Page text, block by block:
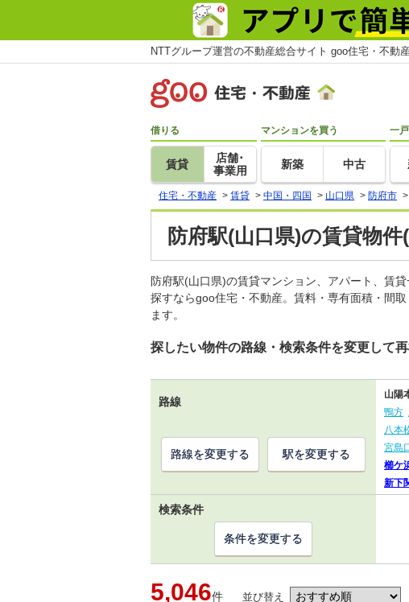
NTTグループ運営の不動産総合サイト goo住宅・不動産
借りる
賃貸
店舗･
事業用
マンションを買う
新築 中古
一
住宅・不動産 > 賃貸 > 中国・四国 > 山口県 > 防府市 >
防府駅(山口県)の賃貸物
防府駅(山口県)の賃貸マンション、アパート、賃
探すならgoo住宅・不動産。賃料・専有面積・間
ます。
探したい物件の路線・検索条件を変更して
路線
山陽
鴨方
八本
宮島
櫛ケ
新下
路線を変更する 駅を変更する
検索条件
条件を変更する
5,046件 並び替え